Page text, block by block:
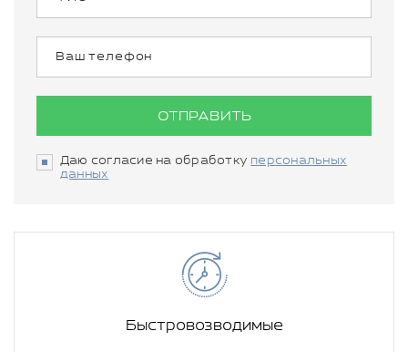
ОТПРАВИТЬ
Даю согласие на обработку персональных
данных
Быстровозводимые